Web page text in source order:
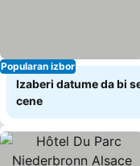
Popularan izbor
Izaberi datume da bi
cene